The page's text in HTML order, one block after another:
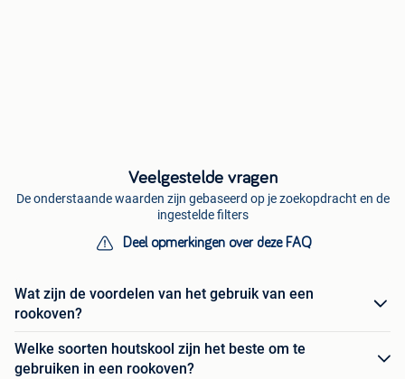
Veelgestelde vragen
De onderstaande waarden zijn gebaseerd op je zoekopdracht en de
ingestelde filters
Deel opmerkingen over deze FAQ
Wat zijn de voordelen van het gebruik van een
rookoven?
Welke soorten houtskool zijn het beste om te
gebruiken in een rookoven?